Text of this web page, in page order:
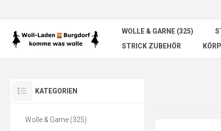
WOLLE & GARNE (325)
STRICK ZUBEHÖR
KATEGORIEN
Wolle & Garne (325)